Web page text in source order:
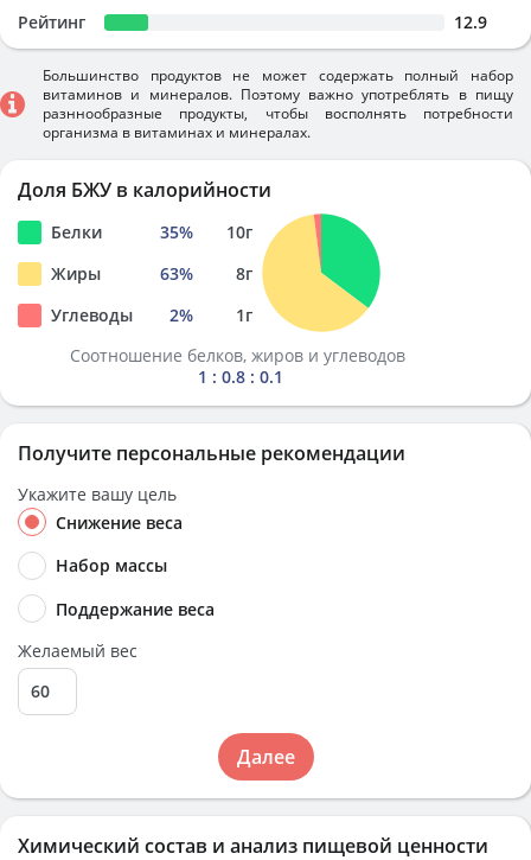
Химический состав и анализ пищевой ценности
Рейтинг 12.9
Большинство продуктов не может содержать полный набор
витаминов и минералов. Поэтому важно употреблять в пищу
разннообразные продукты, чтобы восполнять потребности
организма в витаминах и минералах.
Доля БЖУ в калорийности
Белки 35% 10г
Жиры
63% 8г
Углеводы
2% 1г
Соотношение белков, жиров и углеводов
1 : 0.8 : 0.1
Получите персональные рекомендации
Укажите вашу цель
Снижение веса
Набор массы
Поддержание веса
Желаемый вес
Далее